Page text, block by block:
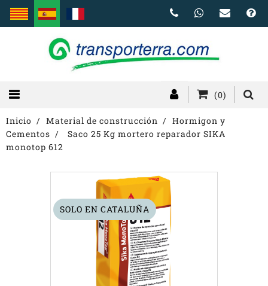
(0)
Inicio Material de construcción
Hormigon y
Cementos
Saco 25 Kg mortero reparador SIKA
monotop 612
SOLO EN CATALUÑA